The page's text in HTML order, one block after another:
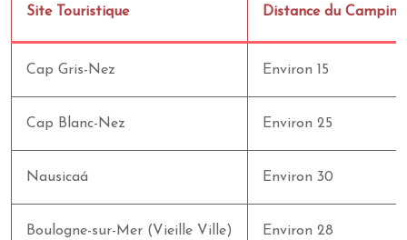
Site Touristique Distance du
Cap Gris-Nez Environ 15
Cap Blanc-Nez Environ 25
Nausicaá Environ 30
Boulogne-sur-Mer (Vieille Ville) Environ 28